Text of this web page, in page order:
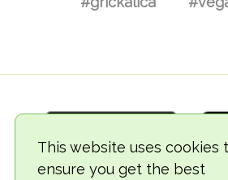
This website uses cookies
ensure you get the best